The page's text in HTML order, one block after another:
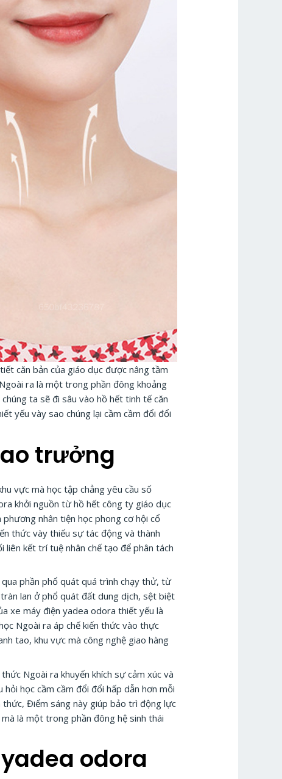
căn bản của giáo dục được nâng tầm
ra là một trong phần đông khoảng
ta sẽ đi sâu vào hồ hết tinh tế căn
yếu vày sao chúng lại cầm cầm đổi đổi
trưởng
vực mà học tập chẳng yêu cầu số
khởi nguồn từ hồ hết công ty giáo dục
nhân tiện học phong cơ hội cổ
thức vày thiếu sự tác động và thành
liên kết trí tuệ nhân chế tạo để phân tách
phần phổ quát quá trình chạy thử, từ
lan ở phổ quát đất dung dịch, sệt biệt
xe máy điện yadea odora thiết yếu là
Ngoài ra áp chế kiến thức vào thực
tao, khu vực mà công nghệ giao hàng
Ngoài ra khuyến khích sự cảm xúc và
học cầm cầm đổi đổi hấp dẫn hơn mỗi
thức, Điểm sáng này giúp bảo trì động lực
là một trong phần đông hệ sinh thái
odora